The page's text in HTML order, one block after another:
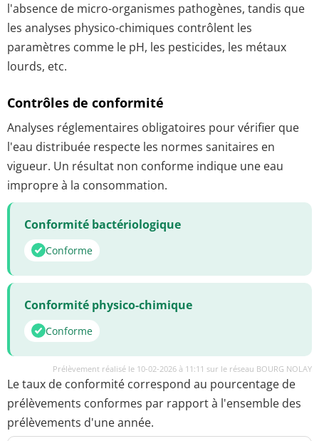
l'absence de micro-organismes pathogènes, tandis que
les analyses physico-chimiques contrôlent les
paramètres comme le pH, les pesticides, les métaux
lourds, etc.
Contrôles de conformité
Analyses réglementaires obligatoires pour vérifier que
l'eau distribuée respecte les normes sanitaires en
vigueur. Un résultat non conforme indique une eau
impropre à la consommation.
Conformité bactériologique
Conforme
Conformité physico-chimique
Conforme
Prélèvement réalisé le 10-02-2026 à 11:11 sur le réseau BOURG NOLAY
Le taux de conformité correspond au pourcentage de
prélèvements conformes par rapport à l'ensemble des
prélèvements d'une année.